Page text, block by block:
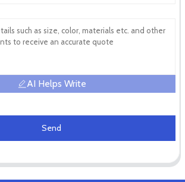
AI Helps Write
Send